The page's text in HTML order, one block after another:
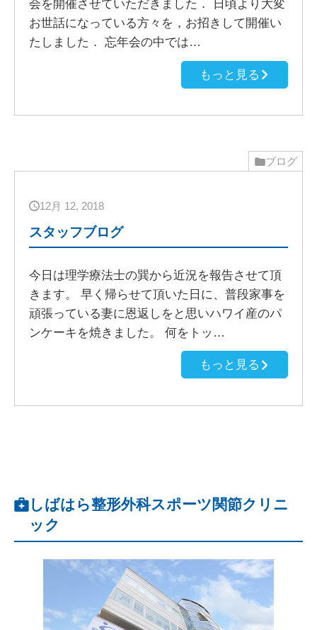
会を開催させていただきました． 日頃より大変
お世話になっている方々を，お招きして開催い
たしました． 忘年会の中では…
もっと見る
ブログ
12月 12, 2018
スタッフブログ
今日は理学療法士の巽から近況を報告させて頂
きます。 早く帰らせて頂いた日に、普段家事を
頑張っている妻に恩返しをと思いハワイ産のパ
ンケーキを焼きました。 何をトッ…
もっと見る
しばはら整形外科スポーツ関節クリニ
ック